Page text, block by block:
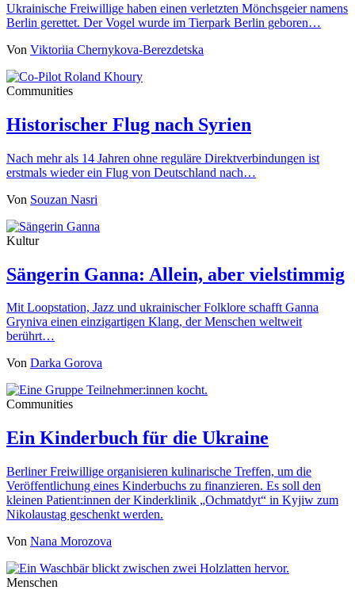
Ukrainische Freiwillige haben einen verletzten Mönchsgeier namens
Berlin gerettet. Der Vogel wurde im Tierpark Berlin geboren…
Von Viktoriia Chernykova-Berezdetska
Communities
Historischer Flug nach Syrien
Nach mehr als 14 Jahren ohne reguläre Direktverbindungen ist
erstmals wieder ein Flug von Deutschland nach…
Von Souzan Nasri
Kultur
Sängerin Ganna: Allein, aber vielstimmig
Mit Loopstation, Jazz und ukrainischer Folklore schafft Ganna
Gryniva einen einzigartigen Klang, der Menschen weltweit
berührt…
Von Darka Gorova
Communities
Ein Kinderbuch für die Ukraine
Berliner Freiwillige organisieren kulinarische Treffen, um die
Veröffentlichung eines Kinderbuchs zu finanzieren. Es soll den
kleinen Patient:innen der Kinderklinik „Ochmatdyt“ in Kyjiw zum
Nikolaustag geschenkt werden.
Von Nana Morozova
Menschen